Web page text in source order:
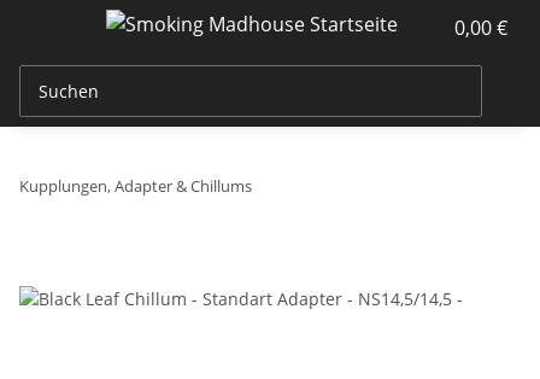
0,00 €
Kupplungen, Adapter & Chillums